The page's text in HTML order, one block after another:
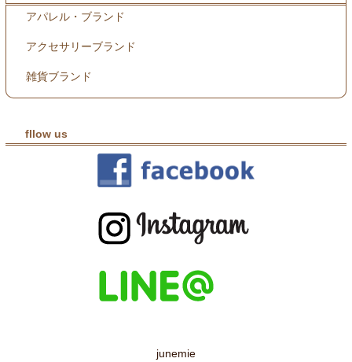
アパレル・ブランド
アクセサリーブランド
雑貨ブランド
fllow us
junemie